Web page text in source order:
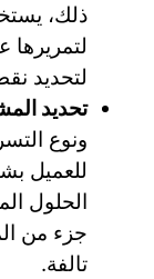
ذلك،
لتمريرها
لتحديد
تحديد
ونوع
للعميل
الحلول
جزء من
تالفة.